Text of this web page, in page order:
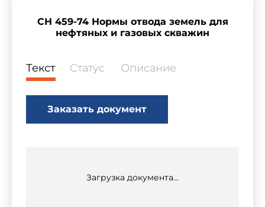
СН 459-74 Нормы отвода земель для
нефтяных и газовых скважин
Текст Статус Описание
Заказать документ
Загрузка документа...